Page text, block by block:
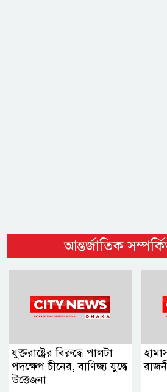
আন্তর্জাতিক
যুক্তরাষ্ট্রের বিরুদ্ধে পালটা
পদক্ষেপ চীনের, বাণিজ্য যুদ্ধে
‍উত্তেজনা